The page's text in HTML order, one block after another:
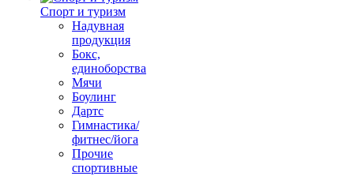
Спорт и туризм
Надувная
продукция
Бокс,
единоборства
Мячи
Боулинг
Дартс
Гимнастика/
фитнес/йога
Прочие
спортивные